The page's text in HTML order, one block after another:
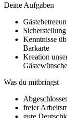
Deine Aufgaben
Kenntnisse
Barkarte
Kreation
Gästewünsche
Was du mitbringst
freier
gute